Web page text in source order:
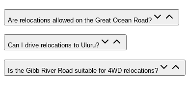
Are relocations allowed on the Great Ocean Road?
Can I drive relocations to Uluru?
Is the Gibb River Road suitable for 4WD relocations?